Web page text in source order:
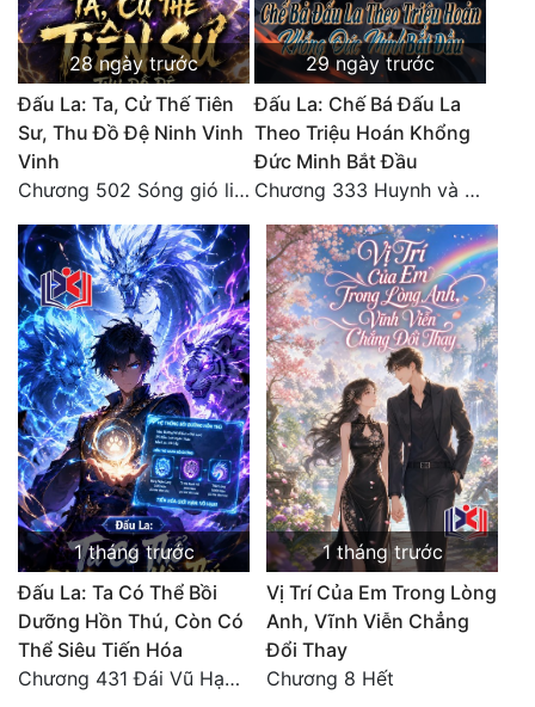
Điền Văn
Đô Thị
Đông Phương
Đông Phương Huyền Huyễn
Đồng Nhân
Cẩu Đạo Trường Sinh
Ngự Thú
Truyện Nam
Truyện Nữ
Vô Địch Lưu
Xây Dựng Thế Lực
Đam Mỹ
Đẹp
28 ngày trước
Đấu La: Ta, Cử Thế Tiên
Sư, Thu Đồ Đệ Ninh Vinh
Vinh
Chương 502 Sóng gió liên hồi, nguy cơ sinh nở của Ninh Vinh Vinh [HẾT]
29 ngày trước
Đấu La: Chế Bá Đấu La
Theo Triệu Hoán Khổng
Đức Minh Bắt Đầu
Chương 333 Huynh và đệ, thần và quân
1 tháng trước
Đấu La: Ta Có Thể Bồi
Dưỡng Hồn Thú, Còn Có
Thể Siêu Tiến Hóa
Chương 431 Đái Vũ Hạo: Lão tử phản rồi! (Toàn thư hoàn)
1 tháng trước
Vị Trí Của Em Trong Lòng
Anh, Vĩnh Viễn Chẳng
Đổi Thay
Chương 8 Hết